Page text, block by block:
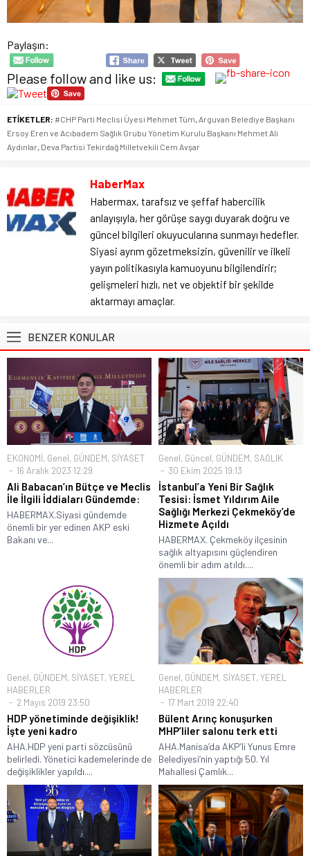
Paylaşın:
Please follow and like us:
ETİKETLER: #CHP Parti Meclisi Üyesi Mehmet Tüm, Arguvan Belediye Başkanı
Ersoy Eren ve Acıbadem Sağlık Grubu Yönetim Kurulu Başkanı Mehmet Ali
Aydınlar, Deva Partisi Tekirdağ Milletvekili Cem Avşar
HaberMax
Habermax, tarafsız ve şeffaf habercilik
anlayışıyla, her görüşe saygı duyarak doğru ve
güncel bilgileri okuyucularına sunmayı hedefler.
Siyasi ayrım gözetmeksizin, güvenilir ve ilkeli
yayın politikasıyla kamuoyunu bilgilendirir;
gelişmeleri hızlı, net ve objektif bir şekilde
aktarmayı amaçlar.
BENZER KONULAR
EKONOMİ, Genel, GÜNDEM, SİYASET
16 Aralık 2023 12:29
Ali Babacan’ın Bütçe ve Meclis
İle İlgili İddiaları Gündemde:
HABERMAX.Siyasi gündemde
önemli bir yer edinen AKP eski
Bakanı ve...
Genel, Güncel, GÜNDEM, SAĞLIK
30 Ekim 2025 19:13
İstanbul’a Yeni Bir Sağlık
Tesisi: İsmet Yıldırım Aile
Sağlığı Merkezi Çekmeköy’de
Hizmete Açıldı
HABERMAX. Çekmeköy ilçesinin
sağlık altyapısını güçlendiren
önemli bir adım atıldı....
Genel, GÜNDEM, SİYASET, YEREL
HABERLER
2 Mayıs 2019 23:50
HDP yönetiminde değişiklik!
İşte yeni kadro
AHA.HDP yeni parti sözcüsünü
belirledi. Yönetici kademelerinde de
değişiklikler yapıldı....
Genel, GÜNDEM, SİYASET, YEREL
HABERLER
17 Mart 2019 22:40
Bülent Arınç konuşurken
MHP’liler salonu terk etti
AHA.Manisa’da AKP’li Yunus Emre
Belediyesi’nin yaptığı 50. Yıl
Mahallesi Çamlık...